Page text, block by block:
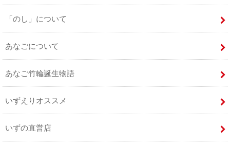
「のし」について
あなごについて
あなご竹輪誕生物語
いずえりオススメ
いずの直営店